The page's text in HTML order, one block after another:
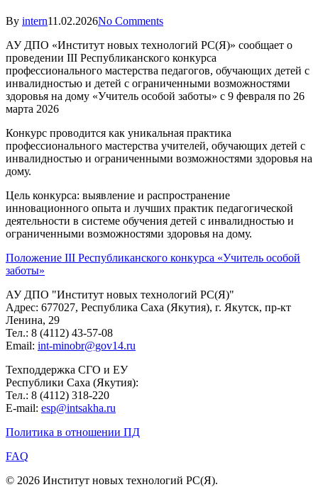
By intern11.02.2026No Comments
АУ ДПО «Институт новых технологий РС(Я)» сообщает о
проведении III Республиканского конкурса
профессионального мастерства педагогов, обучающих детей с
инвалидностью и детей с ограниченными возможностями
здоровья на дому «Учитель особой заботы» с 9 февраля по 26
марта 2026
Конкурс проводится как уникальная практика
профессионального мастерства учителей, обучающих детей с
инвалидностью и ограниченными возможностями здоровья на
дому.
Цель конкурса: выявление и распространение
инновационного опыта и лучших практик педагогической
деятельности в системе обучения детей с инвалидностью и
ограниченными возможностями здоровья на дому.
Положение III Республиканского конкурса «Учитель особой
заботы»
АУ ДПО "Институт новых технологий РС(Я)"
Адрес: 677027, Республика Саха (Якутия), г. Якутск, пр-кт
Ленина, 29
Тел.: 8 (4112) 43-57-08
Email: int-minobr@gov14.ru
Техподдержка СГО и ЕУ
Республики Саха (Якутия):
Тел.: 8 (4112) 318-220
E-mail: esp@intsakha.ru
Политика в отношении ПД
FAQ
© 2026 Институт новых технологий РС(Я).